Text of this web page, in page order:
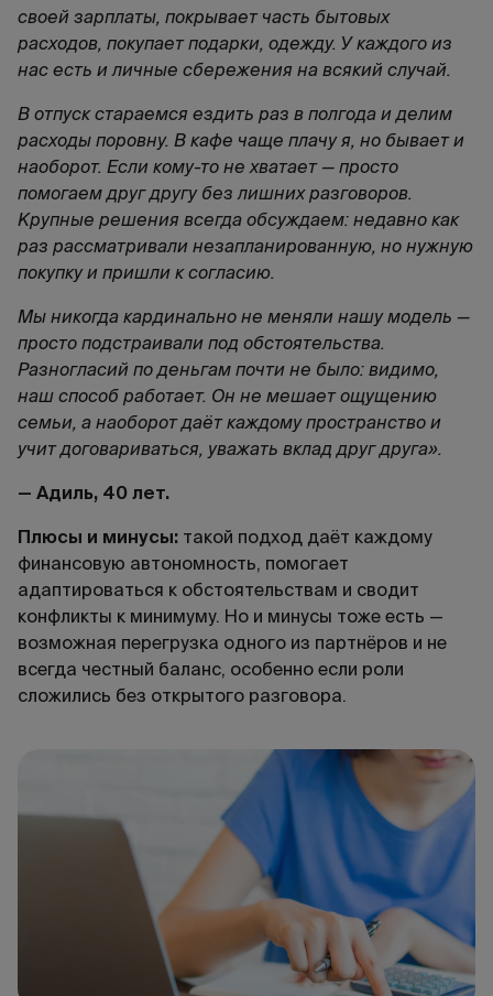
своей зарплаты, покрывает часть бытовых
расходов, покупает подарки, одежду. У каждого из
нас есть и личные сбережения на всякий случай.
В отпуск стараемся ездить раз в полгода и делим
расходы поровну. В кафе чаще плачу я, но бывает и
наоборот. Если кому-то не хватает — просто
помогаем друг другу без лишних разговоров.
Крупные решения всегда обсуждаем: недавно как
раз рассматривали незапланированную, но нужную
покупку и пришли к согласию.
Мы никогда кардинально не меняли нашу модель —
просто подстраивали под обстоятельства.
Разногласий по деньгам почти не было: видимо,
наш способ работает. Он не мешает ощущению
семьи, а наоборот даёт каждому пространство и
учит договариваться, уважать вклад друг друга».
— Адиль, 40 лет.
Плюсы и минусы: такой подход даёт каждому
финансовую автономность, помогает
адаптироваться к обстоятельствам и сводит
конфликты к минимуму. Но и минусы тоже есть —
возможная перегрузка одного из партнёров и не
всегда честный баланс, особенно если роли
сложились без открытого разговора.